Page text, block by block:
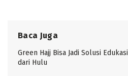
Baca Juga
Green Hajj Bisa Jadi Solusi
dari Hulu